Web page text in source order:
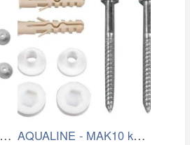
AQUALINE - Šrouby k WC dřevěným… AQUALINE - MAK10 kotvící sada pro WC…